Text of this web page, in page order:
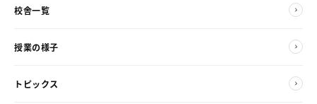
校舎一覧
授業の様子
トピックス